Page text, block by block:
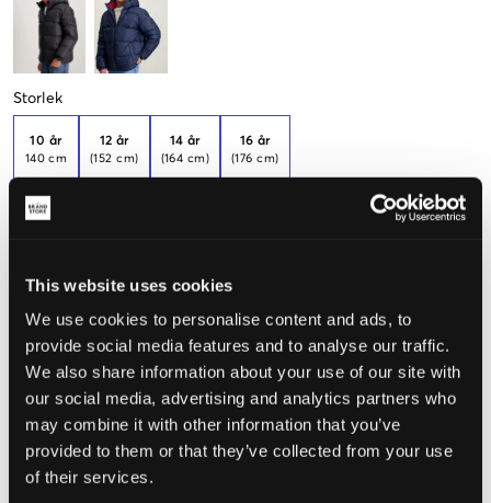
This website uses cookies
We use cookies to personalise content and ads, to
provide social media features and to analyse our traffic.
We also share information about your use of our site with
our social media, advertising and analytics partners who
may combine it with other information that you’ve
provided to them or that they’ve collected from your use
of their services.
Storlek
10 år
140 cm
kvar
12 år
(152 cm)
14 år
(164 cm)
16 år
(176 cm)
STORLEKSGUIDE
VÄLJ STORLEK
Fri frakt på beställningar över 699 kr